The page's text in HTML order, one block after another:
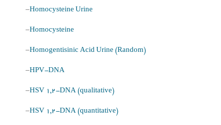
–Homocysteine Urine
–Homocysteine
–Homogentisinic Acid Urine (Random)
–HPV-DNA
–HSV 1,2-DNA (qualitative)
–HSV 1,2-DNA (quantitative)